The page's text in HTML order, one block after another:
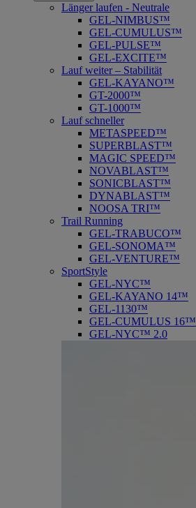
Länger laufen - Neutrale
GEL-NIMBUS™
GEL-CUMULUS™
GEL-PULSE™
GEL-EXCITE™
Lauf weiter – Stabilität
GEL-KAYANO™
GT-2000™
GT-1000™
Lauf schneller
METASPEED™
SUPERBLAST™
MAGIC SPEED™
NOVABLAST™
SONICBLAST™
DYNABLAST™
NOOSA TRI™
Trail Running
GEL-TRABUCO™
GEL-SONOMA™
GEL-VENTURE™
SportStyle
GEL-NYC™
GEL-KAYANO 14™
GEL-1130™
GEL-CUMULUS 16™
GEL-NYC™ 2.0